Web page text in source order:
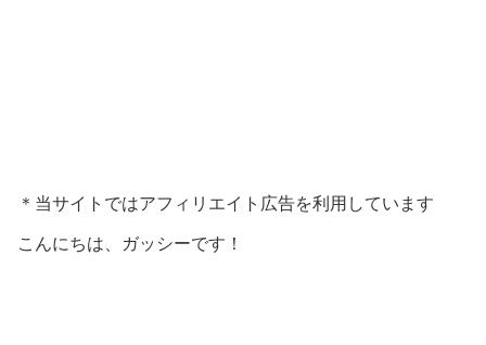
＊当サイトではアフィリエイト広告を利用しています
こんにちは、ガッシーです！